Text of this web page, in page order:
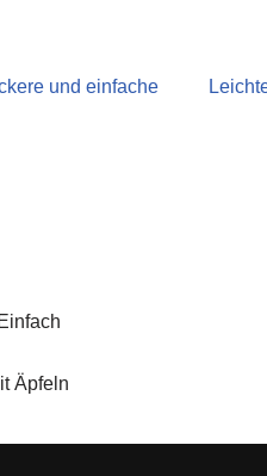
und einfache
Äpfeln